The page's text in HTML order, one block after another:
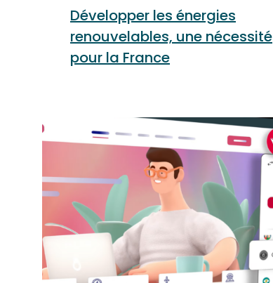
Développer les énergies
renouvelables, une nécessité
pour la France